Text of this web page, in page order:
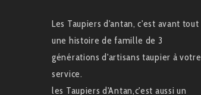
Les Taupiers d'antan, c'est avant tout
une histoire de famille de 3
générations d'artisans taupier à votre
service.
les Taupiers d'Antan,c'est aussi un